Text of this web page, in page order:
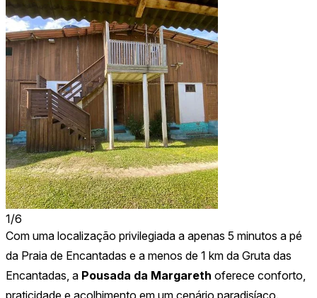
1/6
Com uma localização privilegiada a apenas 5 minutos a pé
da Praia de Encantadas e a menos de 1 km da Gruta das
Encantadas, a Pousada da Margareth oferece conforto,